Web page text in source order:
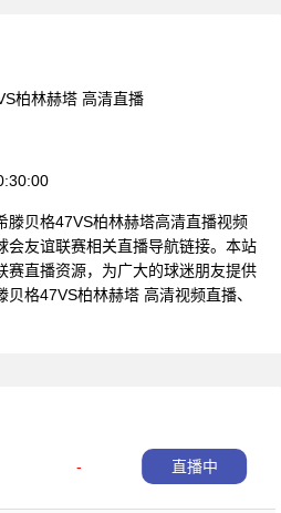
柏林赫塔 高清直播
滕贝格47VS柏林赫塔高清直播视频
会友谊联赛相关直播导航链接。本站
赛直播资源，为广大的球迷朋友提供
格47VS柏林赫塔 高清视频直播、
-
直播中